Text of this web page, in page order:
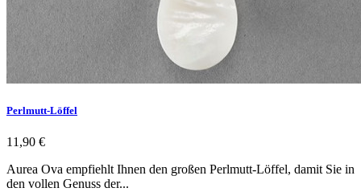
Perlmutt-Löffel
11,90 €
Aurea Ova empfiehlt Ihnen den großen Perlmutt-Löffel, damit Sie in
den vollen Genuss der...